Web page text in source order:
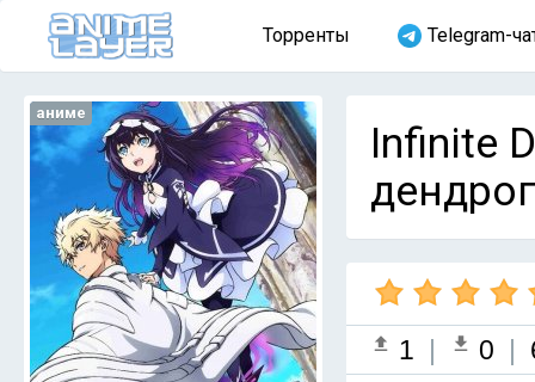
Торренты Telegram-
аниме
Infinite
1 | 0 |